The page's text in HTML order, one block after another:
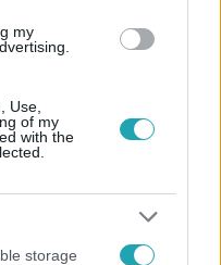
my
Use,
of my
with the
storage